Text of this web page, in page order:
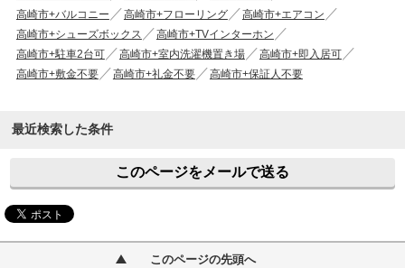
高崎市+バルコニー
高崎市+フローリング
高崎市+エアコン
高崎市+シューズボックス
高崎市+TVインターホン
高崎市+駐車2台可
高崎市+室内洗濯機置き場
高崎市+即入居可
高崎市+敷金不要
高崎市+礼金不要 高崎市+保証人不要
最近検索した条件
このページをメールで送る
このページの先頭へ